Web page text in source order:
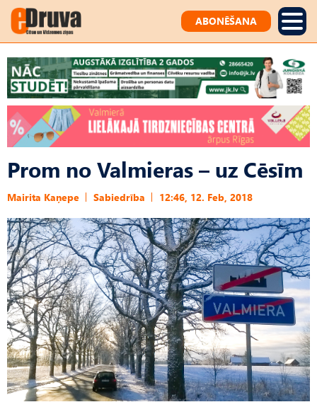
ABONĒŠANA
Prom no Valmieras – uz Cēsīm
Mairita Kaņepe Sabiedrība 12:46, 12. Feb, 2018